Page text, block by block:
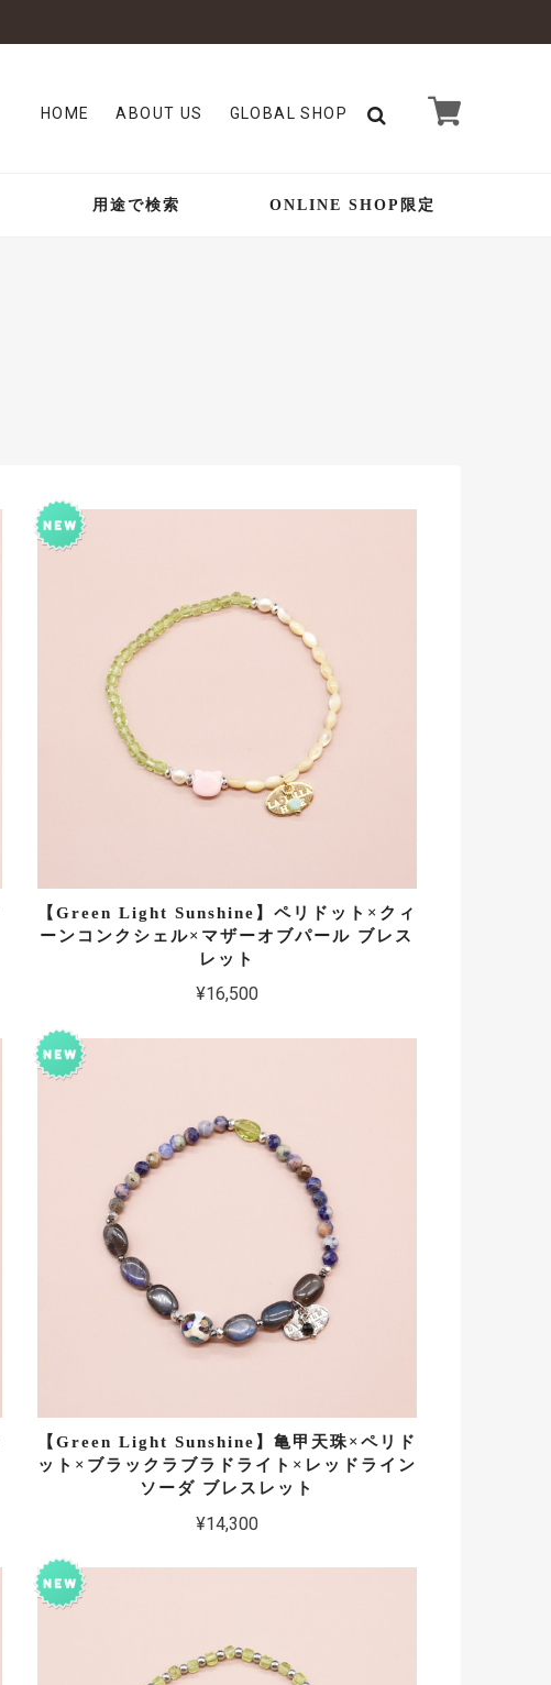
HOME ABOUT US GLOBAL SHOP
用途で検索 ONLINE SHOP限定
【Green Light Sunshine】ペリドット×クィ
ーンコンクシェル×マザーオブパール ブレス
レット
¥16,500
【Green Light Sunshine】亀甲天珠×ペリド
ット×ブラックラブラドライト×レッドライン
ソーダ ブレスレット
¥14,300